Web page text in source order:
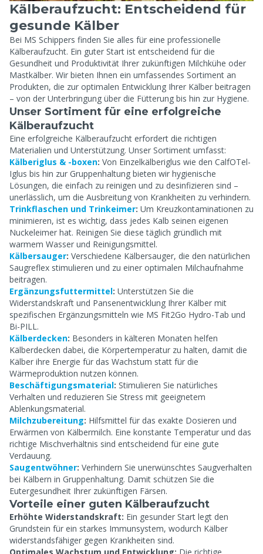
Kälberaufzucht: Entscheidend für
gesunde Kälber
Bei MS Schippers finden Sie alles für eine professionelle
Kälberaufzucht. Ein guter Start ist entscheidend für die
Gesundheit und Produktivität Ihrer zukünftigen Milchkühe oder
Mastkälber. Wir bieten Ihnen ein umfassendes Sortiment an
Produkten, die zur optimalen Entwicklung Ihrer Kälber beitragen
– von der Unterbringung über die Fütterung bis hin zur Hygiene.
Unser Sortiment für eine erfolgreiche
Kälberaufzucht
Eine erfolgreiche Kälberaufzucht erfordert die richtigen
Materialien und Unterstützung. Unser Sortiment umfasst:
Kälberiglus & -boxen: Von Einzelkälberiglus wie den CalfOTel-
Iglus bis hin zur Gruppenhaltung bieten wir hygienische
Lösungen, die einfach zu reinigen und zu desinfizieren sind –
unerlässlich, um die Ausbreitung von Krankheiten zu verhindern.
Trinkflaschen und Trinkeimer: Um Kreuzkontaminationen zu
minimieren, ist es wichtig, dass jedes Kalb seinen eigenen
Nuckeleimer hat. Reinigen Sie diese täglich gründlich mit
warmem Wasser und Reinigungsmittel.
Kälbersauger: Verschiedene Kälbersauger, die den natürlichen
Saugreflex stimulieren und zu einer optimalen Milchaufnahme
beitragen.
Ergänzungsfuttermittel: Unterstützen Sie die
Widerstandskraft und Pansenentwicklung Ihrer Kälber mit
spezifischen Ergänzungsmitteln wie MS Fit2Go Hydro-Tab und
Bi-PILL.
Kälberdecken: Besonders in kälteren Monaten helfen
Kälberdecken dabei, die Körpertemperatur zu halten, damit die
Kälber ihre Energie für das Wachstum statt für die
Wärmeproduktion nutzen können.
Beschäftigungsmaterial: Stimulieren Sie natürliches
Verhalten und reduzieren Sie Stress mit geeignetem
Ablenkungsmaterial.
Milchzubereitung: Hilfsmittel für das exakte Dosieren und
Erwärmen von Kälbermilch. Eine konstante Temperatur und das
richtige Mischverhältnis sind entscheidend für eine gute
Verdauung.
Saugentwöhner: Verhindern Sie unerwünschtes Saugverhalten
bei Kälbern in Gruppenhaltung. Damit schützen Sie die
Eutergesundheit Ihrer zukünftigen Färsen.
Vorteile einer guten Kälberaufzucht
Erhöhte Widerstandskraft: Ein gesunder Start legt den
Grundstein für ein starkes Immunsystem, wodurch Kälber
widerstandsfähiger gegen Krankheiten sind.
Optimales Wachstum und Entwicklung: Die richtige